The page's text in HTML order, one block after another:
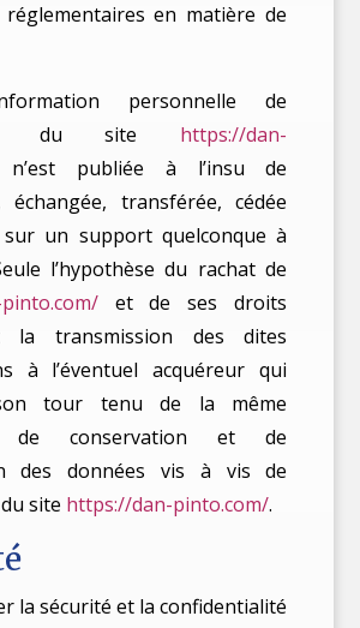
en matière de
personnelle de
du site https://dan-
publiée à l’insu de
échangée, transférée, cédée
un support quelconque à
l’hypothèse du rachat de
et de ses droits
la transmission des dites
à l’éventuel acquéreur qui
tour tenu de la même
de conservation et de
des données vis à vis de
site https://dan-pinto.com/.
la sécurité et la confidentialité